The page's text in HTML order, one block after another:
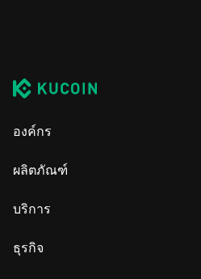
องค์กร
ผลิตภัณฑ์
บริการ
ธุรกิจ